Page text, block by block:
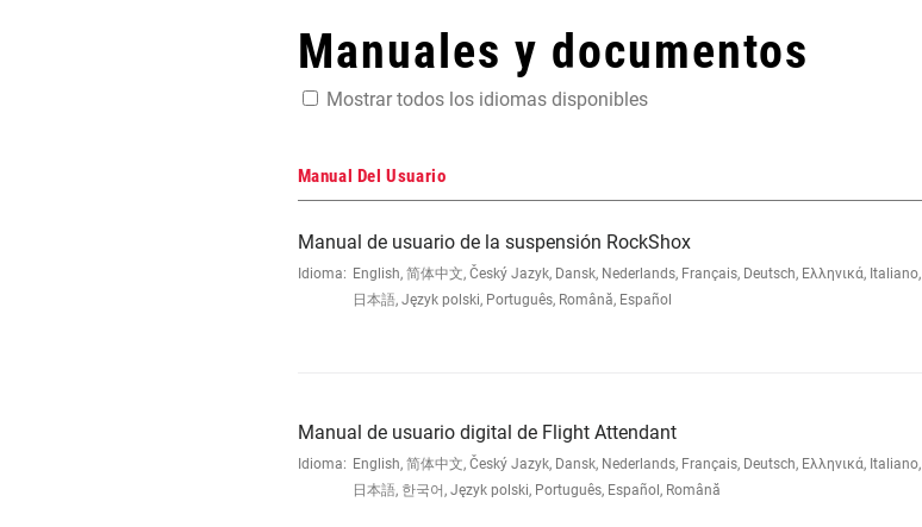
Manuales y documentos
Mostrar todos los idiomas disponibles
Manual Del Usuario
Manual de usuario de la suspensión RockShox
Idioma: English, 简体中文, Český Jazyk, Dansk, Nederlands, Français, Deutsch, Ελληνικά, Italiano,
日本語, Język polski, Português, Română, Español
Manual de usuario digital de Flight Attendant
Idioma: English, 简体中文, Český Jazyk, Dansk, Nederlands, Français, Deutsch, Ελληνικά, Italiano,
日本語, 한국어, Język polski, Português, Español, Română